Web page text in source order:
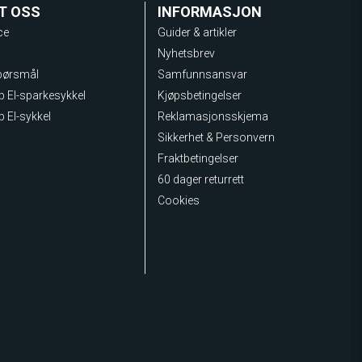
OSS
El-sparkesykkel
El-sykkel
INFORMASJON
Guider & artikler
Nyhetsbrev
Samfunnsansvar
Kjøpsbetingelser
Reklamasjonsskjema
Sikkerhet & Personvern
Fraktbetingelser
60 dager returrett
Cookies